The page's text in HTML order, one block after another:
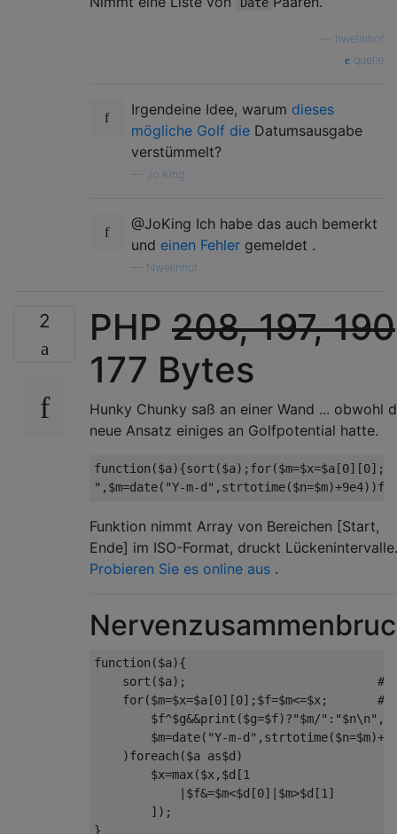
nwellnhof
quelle
Irgendeine Idee, warum dieses
mögliche Golf die Datumsausgabe
verstümmelt?
Jo King
@JoKing Ich habe das auch bemerkt
und einen Fehler gemeldet .
Nwellnhof
2 PHP 208, 197, 190
177 Bytes
Hunky Chunky saß an einer Wand ... obwohl
neue Ansatz einiges an Golfpotential hatte.
function ($a){sort ($a); for($m=$x=$a [0][0];
" , $m=date( "Y-m-d" , strtotime($n=$m)+9e4))
Funktion nimmt Array von Bereichen [Start,
Ende] im ISO-Format, druckt Lückenintervalle.
Probieren Sie es online aus .
function ($a){
    sort
($a);
#
for($m=$x=$a [0][0]; $f=$m<=$x;
#
        $f
^$g&&print ($g=$f)?"$m/" : "$n\n" ,
        $m
=date( "Y-m-d" , strtotime($n=$m)+
)foreach ($a as$d )
        $x
=max($x, $d [1
$f&=$m<$d [0]| $m>$d [1 ]
]);
}